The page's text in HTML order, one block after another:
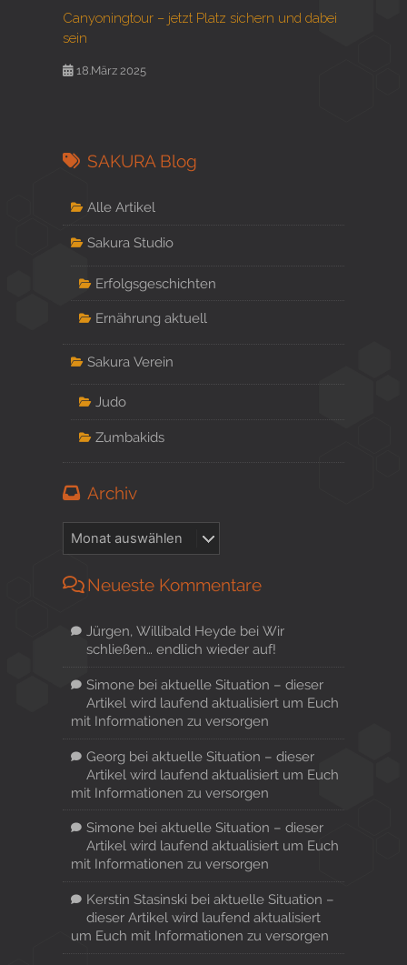
Canyoningtour – jetzt Platz sichern und dabei
sein
18.März 2025
SAKURA Blog
Alle Artikel
Sakura Studio
Erfolgsgeschichten
Ernährung aktuell
Sakura Verein
Judo
Zumbakids
Archiv
Neueste Kommentare
Jürgen, Willibald Heydebei Wir
schließen… endlich wieder auf!
Simonebei aktuelle Situation – dieser
Artikel wird laufend aktualisiert um Euch
mit Informationen zu versorgen
Georg bei aktuelle Situation – dieser
Artikel wird laufend aktualisiert um Euch
mit Informationen zu versorgen
Simonebei aktuelle Situation – dieser
Artikel wird laufend aktualisiert um Euch
mit Informationen zu versorgen
Kerstin Stasinski bei aktuelle Situation –
dieser Artikel wird laufend aktualisiert
um Euch mit Informationen zu versorgen